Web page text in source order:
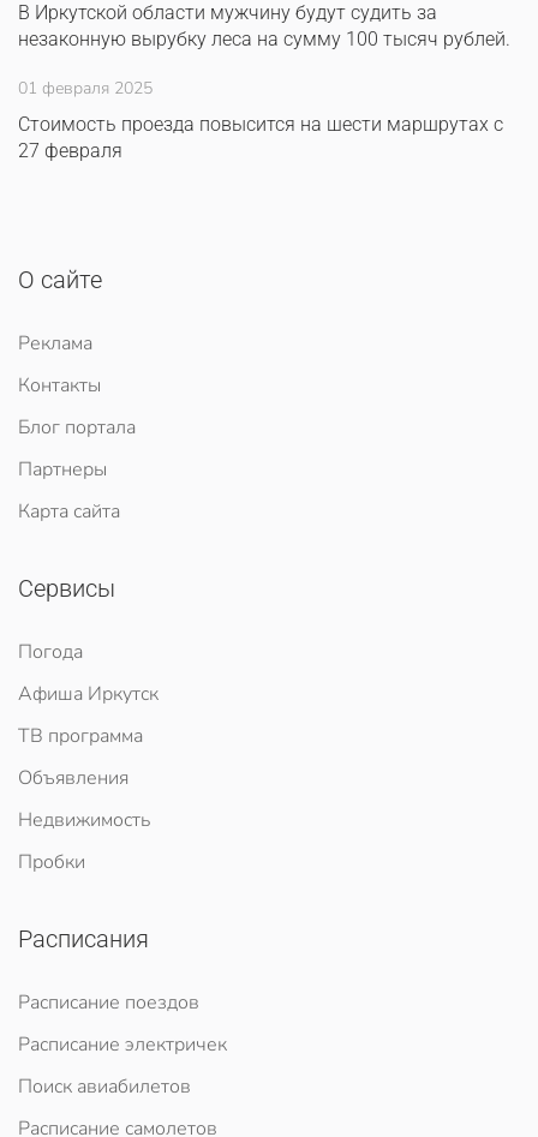
В Иркутской области мужчину будут судить за
незаконную вырубку леса на сумму 100 тысяч рублей.
01 февраля 2025
Стоимость проезда повысится на шести маршрутах с
27 февраля
О сайте
Реклама
Контакты
Блог портала
Партнеры
Карта сайта
Сервисы
Погода
Афиша Иркутск
ТВ программа
Объявления
Недвижимость
Пробки
Расписания
Расписание поездов
Расписание электричек
Поиск авиабилетов
Расписание самолетов